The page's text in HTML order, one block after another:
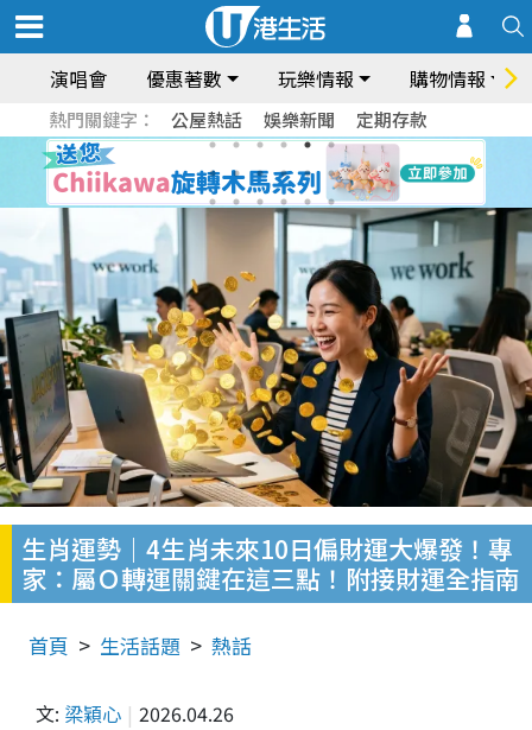
演唱會 優惠著數 玩樂情報 購物情報
熱門關鍵字： 公屋熱話 娛樂新聞 定期存款
生肖運勢｜4生肖未來10日偏財運大爆發！專
家：屬Ｏ轉運關鍵在這三點！附接財運全指南
首頁 生活話題 熱話
文: 梁穎心 2026.04.26